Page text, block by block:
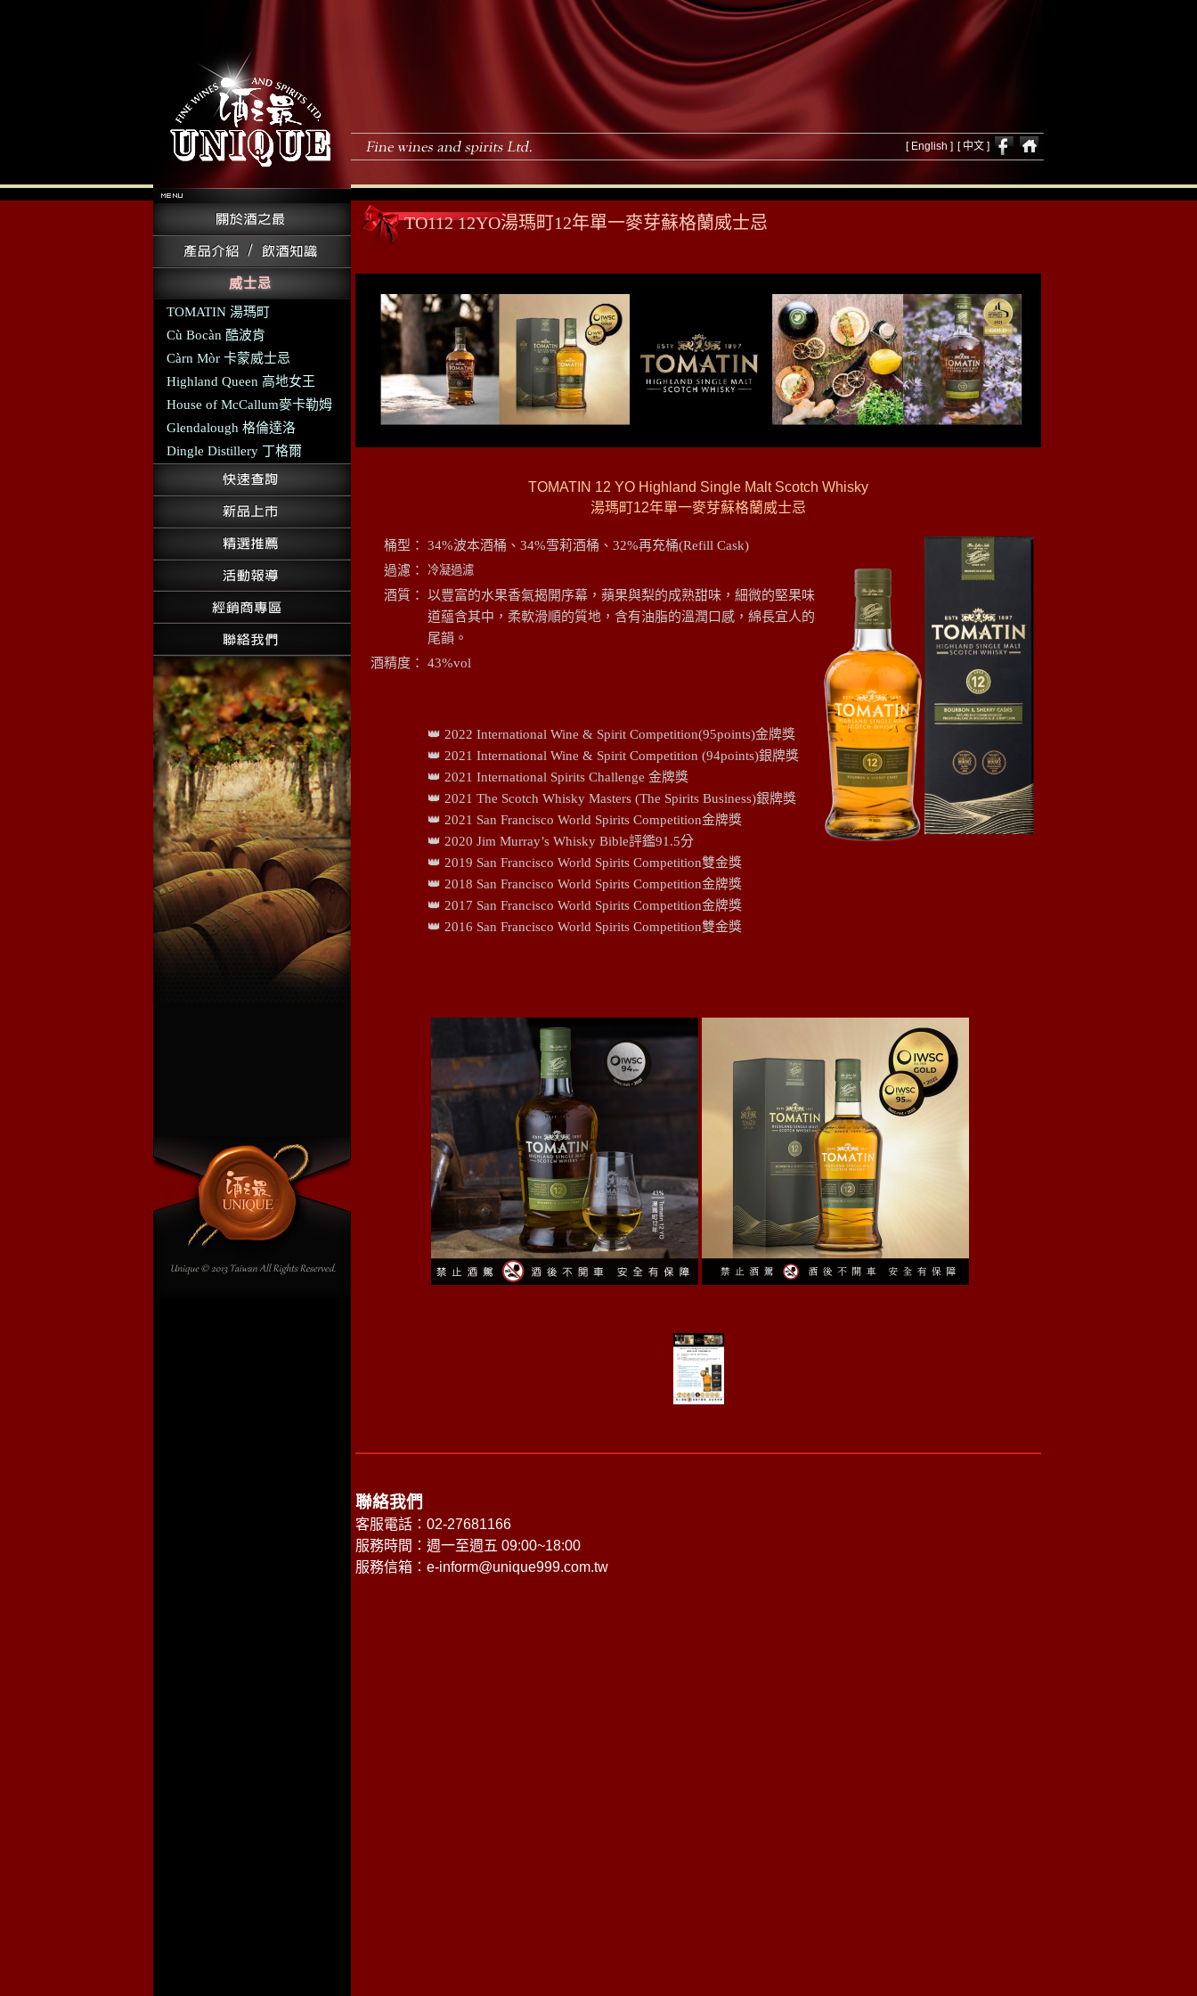
[ English ] [ 中文 ]
威士忌
TOMATIN 湯瑪町
Cù Bocàn 酷波肯
Càrn Mòr 卡蒙威士忌
Highland Queen 高地女王
House of McCallum麥卡勒姆
Glendalough 格倫達洛
Dingle Distillery 丁格爾
TO112 12YO湯瑪町12年單一麥芽蘇格蘭威士忌
TOMATIN 12 YO Highland Single Malt Scotch Whisky
湯瑪町12年單一麥芽蘇格蘭威士忌
桶型：
34%波本酒桶、34%雪莉酒桶、32%再充桶(Refill Cask)
過濾：
冷凝過濾
酒質：
以豐富的水果香氣揭開序幕，蘋果與梨的成熟甜味，細微的堅果味
道蘊含其中，柔軟滑順的質地，含有油脂的溫潤口感，綿長宜人的
尾韻。
酒精度：
43%vol
👑 2022 International Wine & Spirit Competition(95points)金牌獎
👑 2021 International Wine & Spirit Competition (94points)銀牌獎
👑 2021 International Spirits Challenge 金牌獎
👑 2021 The Scotch Whisky Masters (The Spirits Business)銀牌獎
👑 2021 San Francisco World Spirits Competition金牌獎
👑 2020 Jim Murray’s Whisky Bible評鑑91.5分
👑 2019 San Francisco World Spirits Competition雙金獎
👑 2018 San Francisco World Spirits Competition金牌獎
👑 2017 San Francisco World Spirits Competition金牌獎
👑 2016 San Francisco World Spirits Competition雙金獎
聯絡我們
客服電話：02-27681166
服務時間：週一至週五 09:00~18:00
服務信箱： e-inform@unique999.com.tw